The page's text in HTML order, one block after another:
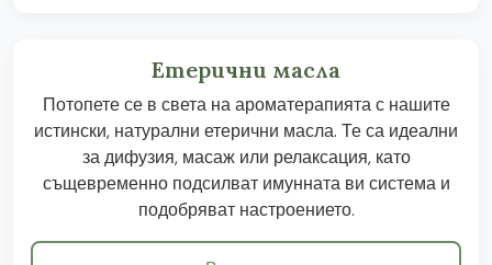
Етерични масла
Потопете се в света на ароматерапията с нашите
истински, натурални етерични масла. Те са идеални
за дифузия, масаж или релаксация, като
същевременно подсилват имунната ви система и
подобряват настроението.